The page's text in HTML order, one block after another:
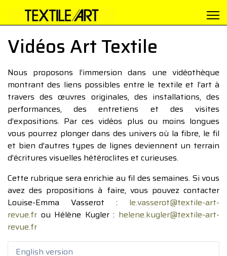
Vidéos Art Textile
Nous proposons l’immersion dans une vidéothèque
montrant des liens possibles entre le textile et l’art à
travers des œuvres originales, des installations, des
performances, des entretiens et des visites
d’expositions. Par ces vidéos plus ou moins longues
vous pourrez plonger dans des univers où la fibre, le fil
et bien d’autres types de lignes deviennent un terrain
d’écritures visuelles hétéroclites et curieuses.
Cette rubrique sera enrichie au fil des semaines. Si vous
avez des propositions à faire, vous pouvez contacter
Louise-Emma Vasserot : le.vasserot@textile-art-
revue.fr ou Hélène Kugler : helene.kugler@textile-art-
revue.fr
English version